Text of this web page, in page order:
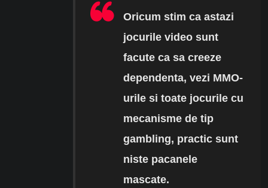
Oricum stim ca astazi
jocurile video sunt
facute ca sa creeze
dependenta, vezi MMO-
urile si toate jocurile cu
mecanisme de tip
gambling, practic sunt
niste pacanele
mascate.